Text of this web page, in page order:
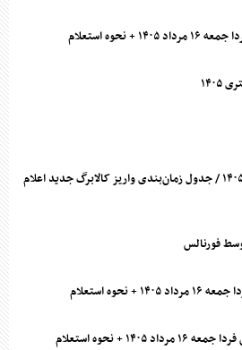
استعلام
تغییر زمان واریز کالابرگ مرداد ۱۴۰۵ / جدول زمان‌بندی واریز کالابرگ جدید اعلام
فورنالس
استعلام
+ نحوه استعلام